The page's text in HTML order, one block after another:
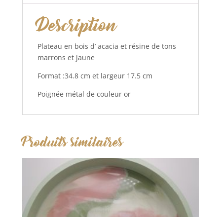
Description
Plateau en bois d’ acacia et résine de tons
marrons et jaune
Format :34.8 cm et largeur 17.5 cm
Poignée métal de couleur or
Produits similaires